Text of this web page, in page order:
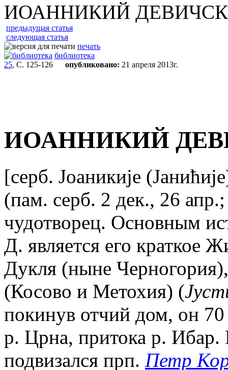
ИОАННИКИЙ
предыдущая статья
следующая статья
печать
библиотека
25, С. 125-126 опубликовано: 21 апреля 2013г.
ИОАННИКИЙ
[серб. Jоаникиjе
(пам. серб. 2 дек., 26
чудотворец. Основным
Д. является его краткое
Дукля (ныне
(Косово и Метохия) (
покинув отчий дом, он
р. Црна, притока р. Ибар.
подвизался прп. Петр